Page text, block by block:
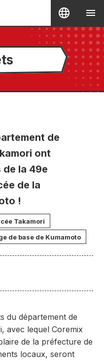
de
ont
la 49e
de la
!
Takamori
de base de Kumamoto
du département de
avec lequel Coremix
de la préfecture de
locaux, seront